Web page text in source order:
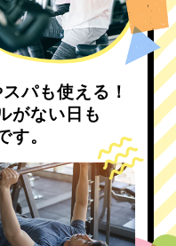
パも使える！
がない日も
す。